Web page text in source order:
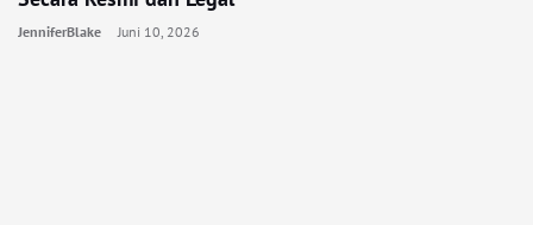
JenniferBlake Juni 10, 2026